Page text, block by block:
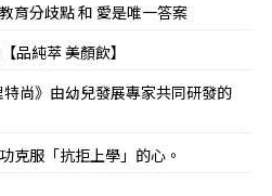
育分歧點 和 愛是唯一答案
品純萃 美顏飲】
尚》由幼兒發展專家共同研發的
克服「抗拒上學」的心。